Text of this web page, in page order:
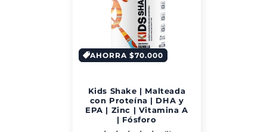
AHORRA $70.000
Kids Shake | Malteada
con Proteína | DHA y
EPA | Zinc | Vitamina A
| Fósforo